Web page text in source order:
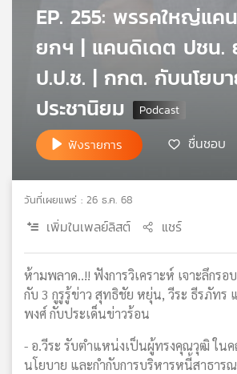
แผนที่
เครือ
EP. 255: พรรคใหญ่แค
ยกฯ | แคนดิเดต ปชน.
ป.ป.ช. | กกต. กับนโยบ
ประชานิยม
ฟังรายการ ชื่นชอบ
วันที่เผยแพร่ : 26 ธ.ค. 68
เพิ่มในเพลย์ลิสต์ แชร์
ห้ามพลาด..!! ฟังการวิเคราะห์ เจาะลึกร
กับ 3 กูรูรู้ข่าว สุทธิชัย หยุ่น, วีระ ธีรภัทร
พงศ์ กับประเด็นข่าวร้อน
- อ.วีระ รับตำแหน่งเป็นผู้ทรงคุณวุฒิ ในค
นโยบาย และกำกับการบริหารหนี้สาธาร